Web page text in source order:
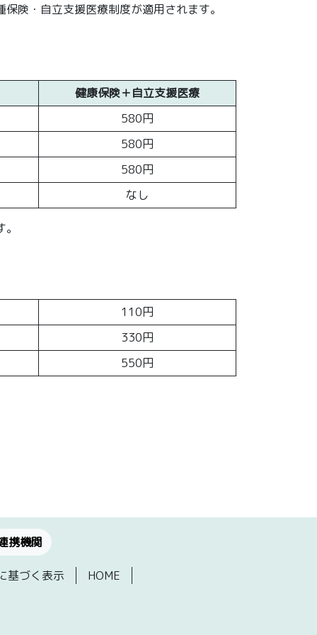
険・自立支援医療制度が適用されます。
健康保険＋自立支援医療
580円
580円
580円
なし
110円
330円
550円
携機関
基づく表示 HOME